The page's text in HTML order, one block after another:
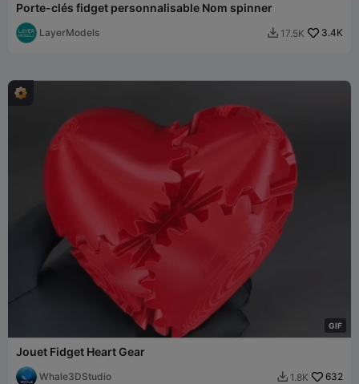
Porte-clés fidget personnalisable Nom spinner
LayerModels  17.5K 3.4K
GIF
Jouet Fidget Heart Gear
Whale3DStudio  1.8K 632